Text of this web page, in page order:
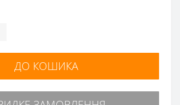
ДО КОШИКА